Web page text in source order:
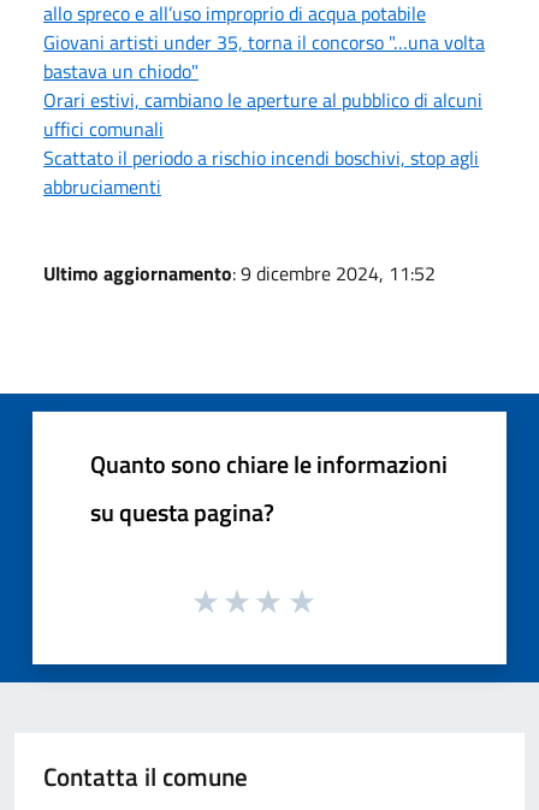
allo spreco e all’uso improprio di acqua potabile
Giovani artisti under 35, torna il concorso "…una volta
bastava un chiodo"
Orari estivi, cambiano le aperture al pubblico di alcuni
uffici comunali
Scattato il periodo a rischio incendi boschivi, stop agli
abbruciamenti
Ultimo aggiornamento: 9 dicembre 2024, 11:52
Quanto sono chiare le informazioni
su questa pagina?
Contatta il comune